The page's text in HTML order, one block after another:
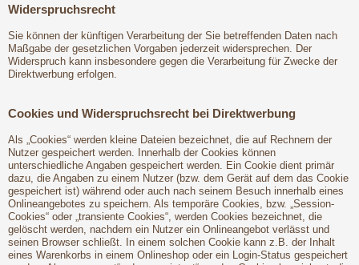
Widerspruchsrecht
Sie können der künftigen Verarbeitung der Sie betreffenden Daten nach
Maßgabe der gesetzlichen Vorgaben jederzeit widersprechen. Der
Widerspruch kann insbesondere gegen die Verarbeitung für Zwecke der
Direktwerbung erfolgen.
Cookies und Widerspruchsrecht bei Direktwerbung
Als „Cookies“ werden kleine Dateien bezeichnet, die auf Rechnern der
Nutzer gespeichert werden. Innerhalb der Cookies können
unterschiedliche Angaben gespeichert werden. Ein Cookie dient primär
dazu, die Angaben zu einem Nutzer (bzw. dem Gerät auf dem das Cookie
gespeichert ist) während oder auch nach seinem Besuch innerhalb eines
Onlineangebotes zu speichern. Als temporäre Cookies, bzw. „Session-
Cookies“ oder „transiente Cookies“, werden Cookies bezeichnet, die
gelöscht werden, nachdem ein Nutzer ein Onlineangebot verlässt und
seinen Browser schließt. In einem solchen Cookie kann z.B. der Inhalt
eines Warenkorbs in einem Onlineshop oder ein Login-Status gespeichert